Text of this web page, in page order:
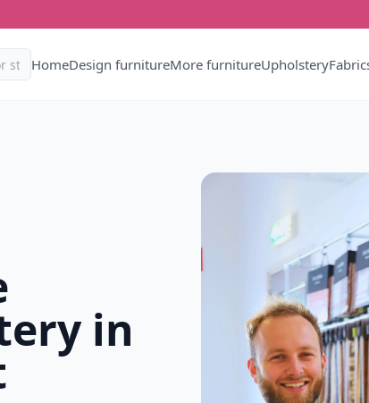
HomeDesign furnitureMore furnitureUpholstery
in